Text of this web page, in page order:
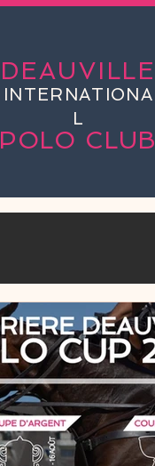
DEAUVILLE
INTERNATIONA
L
POLO CLUB